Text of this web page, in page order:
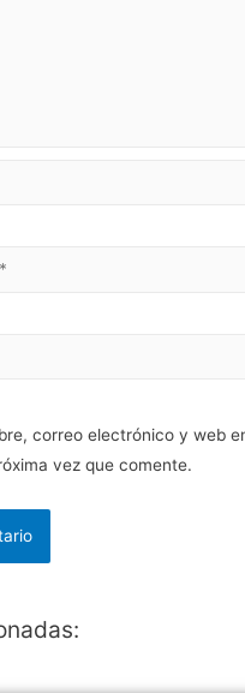
correo electrónico y web
vez que comente.